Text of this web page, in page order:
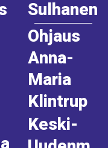
Sulhanen
Ohjaus
Anna-
Maria
Klintrup
Keski-